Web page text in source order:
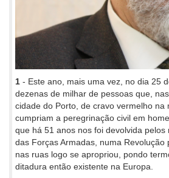
1 - Este ano, mais uma vez, no dia 25
dezenas de milhar de pessoas que,
cidade do Porto, de cravo vermelho na
cumpriam a peregrinação civil em
que há 51 anos nos foi devolvida
das Forças Armadas, numa Revolução
nas ruas logo se apropriou, pondo
ditadura então existente na Europa.